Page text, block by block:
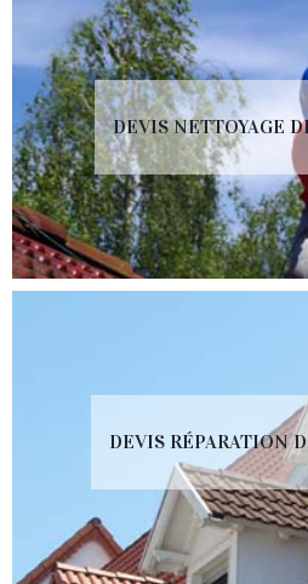
DEVIS NETTOYAGE
DEVIS RÉPARATION